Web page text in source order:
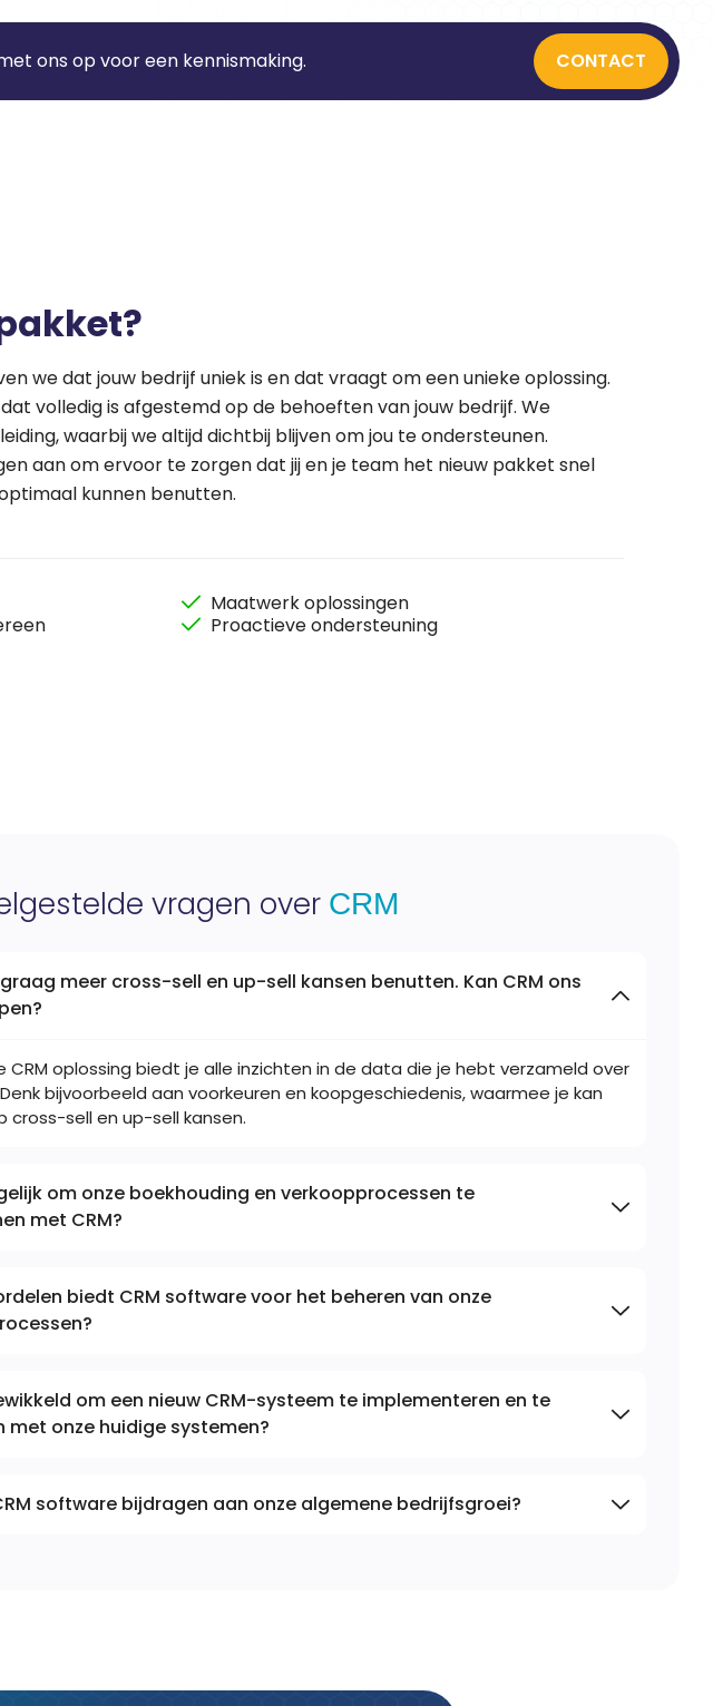
ons op voor een kennismaking. CONTACT
we dat jouw bedrijf uniek is en dat vraagt om een unieke oplossing.
volledig is afgestemd op de behoeften van jouw bedrijf. We
waarbij we altijd dichtbij blijven om jou te ondersteunen.
aan om ervoor te zorgen dat jij en je team het nieuw pakket snel
kunnen benutten.
Maatwerk oplossingen
Proactieve ondersteuning
vragen over CRM
meer cross-sell en up-sell kansen benutten. Kan CRM ons
CRM oplossing biedt je alle inzichten in de data die je hebt verzameld over
bijvoorbeeld aan voorkeuren en koopgeschiedenis, waarmee je kan
cross-sell en up-sell kansen.
om onze boekhouding en verkoopprocessen te
met CRM?
biedt CRM software voor het beheren van onze
om een nieuw CRM-systeem te implementeren en te
met onze huidige systemen?
software bijdragen aan onze algemene bedrijfsgroei?